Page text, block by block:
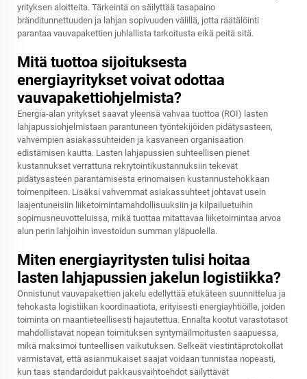
yrityksen aloitteita. Tärkeintä on säilyttää tasapaino
bränditunnettuuden ja lahjan sopivuuden välillä, jotta räätälöinti
parantaa vauvapakettien juhlallista tarkoitusta eikä peitä sitä.
Mitä tuottoa sijoituksesta
energiayritykset voivat odottaa
vauvapakettiohjelmista?
Energia-alan yritykset saavat yleensä vahvaa tuottoa (ROI) lasten
lahjapussiohjelmistaan parantuneen työntekijöiden pidätysasteen,
vahvempien asiakassuhteiden ja kasvaneen organisaation
edistämisen kautta. Lasten lahjapussien suhteellisen pienet
kustannukset verrattuna rekrytointikustannuksiin tekevät
pidätysasteen parantamisesta erinomaisen kustannustehokkaan
toimenpiteen. Lisäksi vahvemmat asiakassuhteet johtavat usein
laajentuneisiin liiketoimintamahdollisuuksiin ja kilpailuetuihin
sopimusneuvotteluissa, mikä tuottaa mitattavaa liiketoimintaa arvoa
alun perin lahjoihin investoidun summan yläpuolella.
Miten energiayritysten tulisi hoitaa
lasten lahjapussien jakelun logistiikka?
Onnistunut vauvapakettien jakelu edellyttää etukäteen suunnittelua ja
tehokasta logistiikan koordinaatiota, erityisesti energiayhtiöille, joiden
toiminta on maantieteellisesti hajautettua. Ennalta kootut varastotasot
mahdollistavat nopean toimituksen syntymäilmoitusten saapuessa,
mikä maksimoi tunteellisen vaikutuksen. Selkeät viestintäprotokollat
varmistavat, että asianmukaiset saajat voidaan tunnistaa nopeasti,
kun taas standardoidut pakkausvaihtoehdot säilyttävät